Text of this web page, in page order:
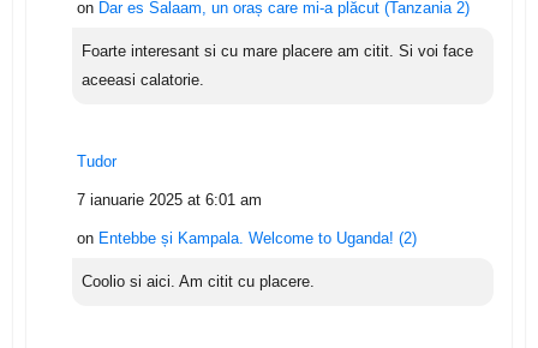
on Dar es Salaam, un oraș care mi-a plăcut (Tanzania 2)
Foarte interesant si cu mare placere am citit. Si voi face
aceeasi calatorie.
Tudor
7 ianuarie 2025 at 6:01 am
on Entebbe și Kampala. Welcome to Uganda! (2)
Coolio si aici. Am citit cu placere.